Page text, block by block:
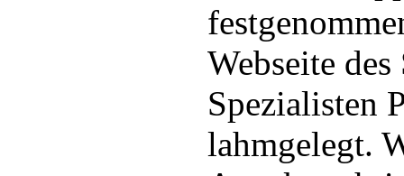
Webseite
Spezialisten
lahmgelegt.